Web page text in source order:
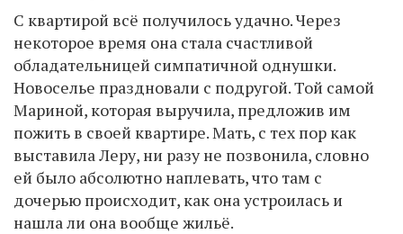
С квартирой всё получилось удачно. Через
некоторое время она стала счастливой
обладательницей симпатичной однушки.
Новоселье праздновали с подругой. Той самой
Мариной, которая выручила, предложив им
пожить в своей квартире. Мать, с тех пор как
выставила Леру, ни разу не позвонила, словно
ей было абсолютно наплевать, что там с
дочерью происходит, как она устроилась и
нашла ли она вообще жильё.